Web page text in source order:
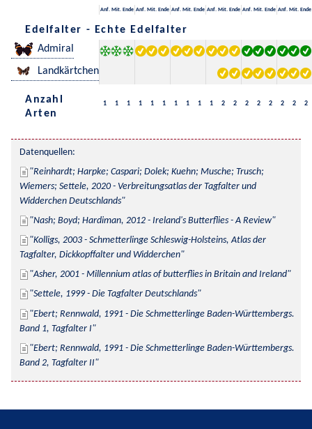
Anf. Mit. Ende Anf. Mit. Ende Anf. Mit. Ende Anf. Mit. Ende Anf. Mit. Ende Anf. Mit. Ende
Edelfalter - Echte Edelfalter
Admiral
Landkärtchen
Anzahl
Arten
1 1 1 1 1 1 1 1 1 1 2 2 2 2 2 2 2 2
Datenquellen:
Reinhardt; Harpke; Caspari; Dolek; Kuehn; Musche; Trusch;
Wiemers; Settele, 2020 - Verbreitungsatlas der Tagfalter und
Widderchen Deutschlands
Nash; Boyd; Hardiman, 2012 - Ireland's Butterflies - A Review
Kolligs, 2003 - Schmetterlinge Schleswig-Holsteins, Atlas der
Tagfalter, Dickkopffalter und Widderchen
Asher, 2001 - Millennium atlas of butterflies in Britain and Ireland
Settele, 1999 - Die Tagfalter Deutschlands
Ebert; Rennwald, 1991 - Die Schmetterlinge Baden-Württembergs.
Band 1, Tagfalter I
Ebert; Rennwald, 1991 - Die Schmetterlinge Baden-Württembergs.
Band 2, Tagfalter II